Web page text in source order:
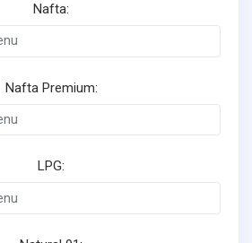
Nafta:
Nafta Premium:
LPG: